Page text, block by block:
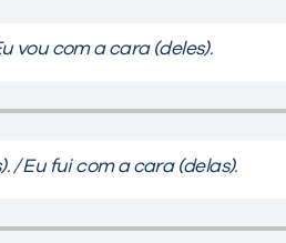
vou com a cara (deles).
/ Eu fui com a cara (delas).